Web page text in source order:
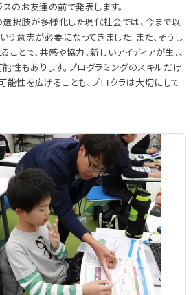
スのお友達の前で発表します。
択肢が多様化した現代社会では、今まで以
う意志が必要になってきました。また、そうし
ことで、共感や協力、新しいアイディアが生ま
性もあります。プログラミングのスキルだけ
能性を広げることも、プロクラは大切にして